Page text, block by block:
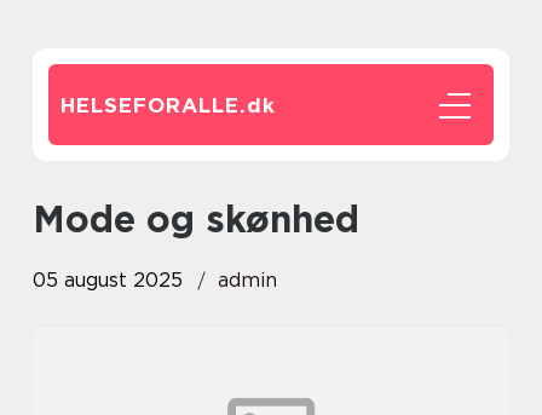
HELSEFORALLE.dk
Mode og skønhed
05 august 2025 admin